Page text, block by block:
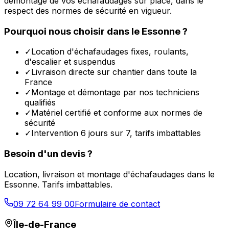
respect des normes de sécurité en vigueur.
Pourquoi nous choisir dans le Essonne?
✓Location d'échafaudages fixes, roulants,
d'escalier et suspendus
✓Livraison directe sur chantier dans toute la
France
✓Montage et démontage par nos techniciens
qualifiés
✓Matériel certifié et conforme aux normes de
sécurité
✓Intervention 6 jours sur 7, tarifs imbattables
Besoin d'un devis ?
Location, livraison et montage d'échafaudages dans le
Essonne. Tarifs imbattables.
09 72 64 99 00Formulaire de contact
Île-de-France